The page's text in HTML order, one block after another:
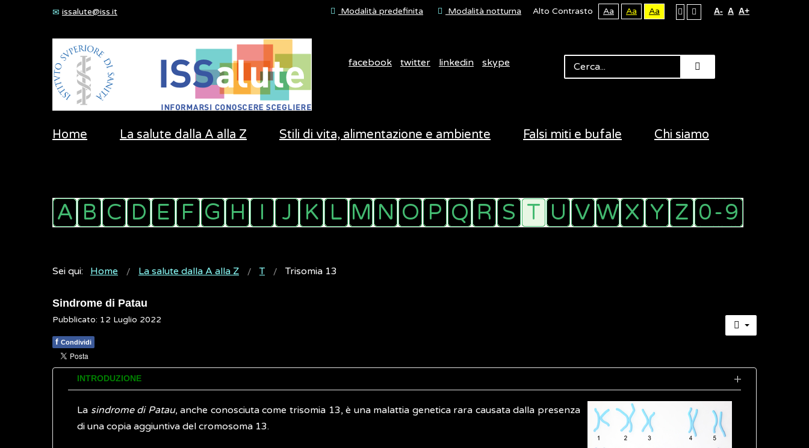
issalute@iss.it Modalità predefinita Modalità notturna Alto Contrasto Aa Aa Aa A- A A+
facebook twitter linkedin skype
Home La salute dalla A alla Z Stili di vita, alimentazione e ambiente Falsi miti e bufale Chi siamo
Sei qui: Home La salute dalla A alla Z T Trisomia 13
Sindrome di Patau
Pubblicato: 12 Luglio 2022
f Condividi
INTRODUZIONE
La sindrome di Patau, anche conosciuta come trisomia 13, è una malattia genetica rara causata dalla presenza
di una copia aggiuntiva del cromosoma 13.